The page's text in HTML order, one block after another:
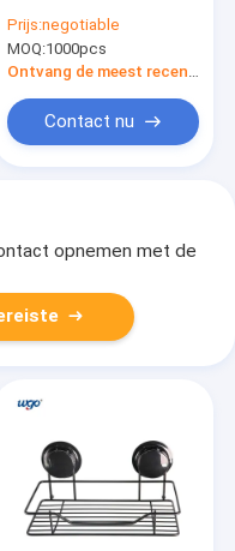
Prijs:negotiable
MOQ:1000pcs
Ontvang de meest recente Prijs
Contact nu
opnemen met de